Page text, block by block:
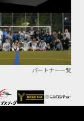
パートナー一覧